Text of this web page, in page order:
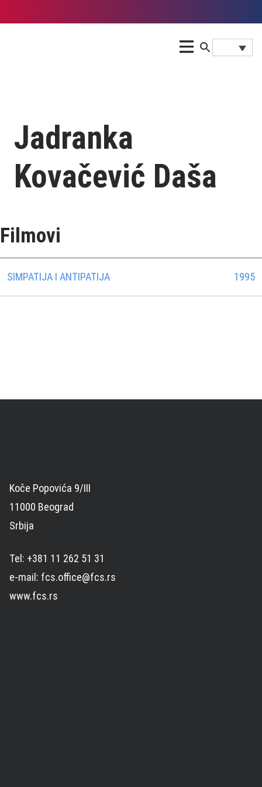
Jadranka
Kovačević Daša
Filmovi
SIMPATIJA I ANTIPATIJA 1995
Koče Popovića 9/III
11000 Beograd
Srbija
Tel: +381 11 262 51 31
e-mail: fcs.office@fcs.rs
www.fcs.rs